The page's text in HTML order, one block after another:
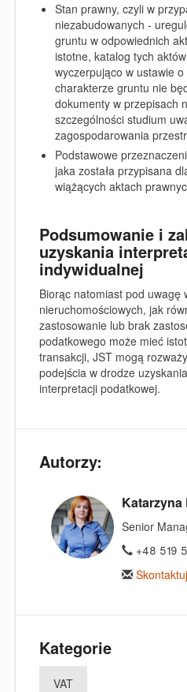
Stan prawny, czyli w
niezabudowanych -
gruntu w odpowiednich
istotne, katalog tych
wyczerpująco w ustawie
charakterze gruntu nie
dokumenty w przepisach
szczególności studium
zagospodarowania
Podstawowe
jaka została przypisana
wiążących aktach
Podsumowanie i
uzyskania
indywidualnej
Biorąc natomiast pod uwagę
nieruchomościowych, jak
zastosowanie lub brak
podatkowego może mieć
transakcji, JST mogą
podejścia w drodze
interpretacji podatkowej.
Autorzy:
Katarzyna
Senior
+48 519
Kategorie
VAT